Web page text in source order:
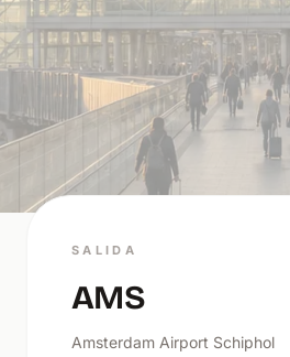
SALIDA
AMS
Amsterdam Airport Schiphol